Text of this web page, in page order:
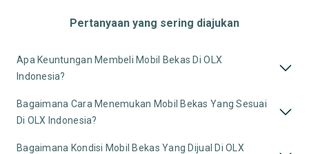
Pertanyaan yang sering diajukan
Apa Keuntungan Membeli Mobil Bekas Di OLX
Indonesia?
Bagaimana Cara Menemukan Mobil Bekas Yang Sesuai
Di OLX Indonesia?
Bagaimana Kondisi Mobil Bekas Yang Dijual Di OLX